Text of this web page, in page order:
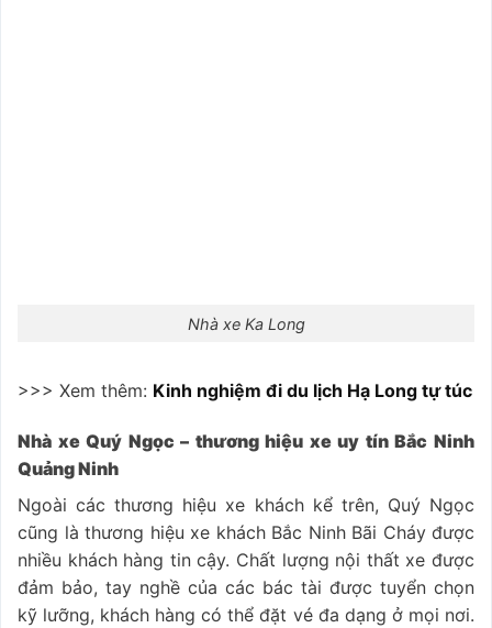
Nhà xe Ka Long
>>> Xem thêm: Kinh nghiệm đi du lịch Hạ Long tự túc
Nhà xe Quý Ngọc – thương hiệu xe uy tín Bắc Ninh
Quảng Ninh
Ngoài các thương hiệu xe khách kể trên, Quý Ngọc
cũng là thương hiệu xe khách Bắc Ninh Bãi Cháy được
nhiều khách hàng tin cậy. Chất lượng nội thất xe được
đảm bảo, tay nghề của các bác tài được tuyển chọn
kỹ lưỡng, khách hàng có thể đặt vé đa dạng ở mọi nơi.